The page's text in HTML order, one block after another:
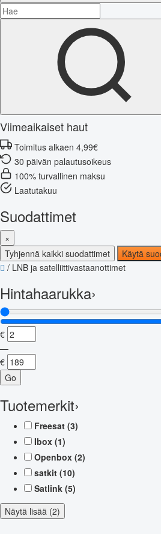
Viimeaikaiset haut
Toimitus alkaen 4,99€
30 päivän palautusoikeus
100% turvallinen maksu
Laatutakuu
Suodattimet
×
Tyhjennä kaikki suodattimet
Käytä
/ LNB ja satelliittivastaanottimet
Hintahaarukka›
€
—
€
Go
Tuotemerkit›
Freesat (3)
Ibox (1)
Openbox (2)
satkit (10)
Satlink (5)
Näytä lisää (2)